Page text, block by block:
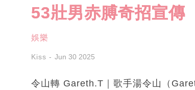
53壯男赤膊奇招宣傳
娛樂
Kiss Jun 30 2025
令山轉 Gareth.T｜歌手湯令山（